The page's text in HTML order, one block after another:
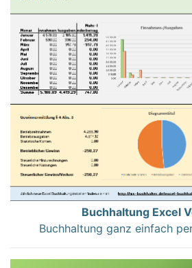
Buchhaltung Excel
Buchhaltung ganz einfach